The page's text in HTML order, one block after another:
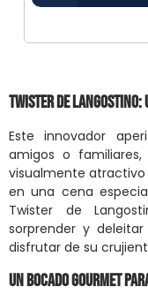
Twister de Langostino:
Este innovador
amigos o
visualmente
en una cena
Twister de
sorprender y
disfrutar de su
Un Bocado Gourmet